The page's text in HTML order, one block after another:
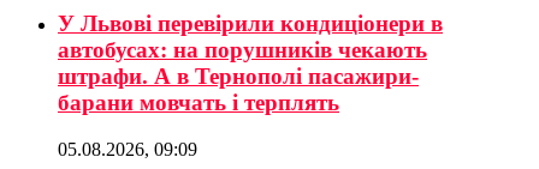
У Львові перевірили кондиціонери в
автобусах: на порушників чекають
штрафи. А в Тернополі пасажири-
барани мовчать і терплять
05.08.2026, 09:09